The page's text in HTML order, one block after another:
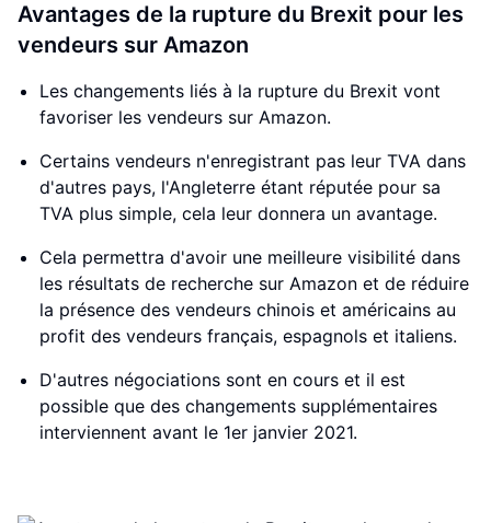
Avantages de la rupture du Brexit pour les
vendeurs sur Amazon
Les changements liés à la rupture du Brexit vont
favoriser les vendeurs sur Amazon.
Certains vendeurs n'enregistrant pas leur TVA dans
d'autres pays, l'Angleterre étant réputée pour sa
TVA plus simple, cela leur donnera un avantage.
Cela permettra d'avoir une meilleure visibilité dans
les résultats de recherche sur Amazon et de réduire
la présence des vendeurs chinois et américains au
profit des vendeurs français, espagnols et italiens.
D'autres négociations sont en cours et il est
possible que des changements supplémentaires
interviennent avant le 1er janvier 2021.